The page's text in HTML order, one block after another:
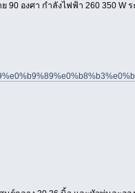
งศา กำลังไฟฟ้า 260 350 W